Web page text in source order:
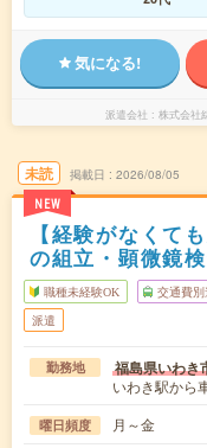
気になる!
派遣会社 株式会社
未読
NEW
掲載日 2026/08/05
【経験がなくて
の組立・顕微鏡
職種未経験OK 交通費別
派遣
勤務地 福島県いわき
いわき駅から
曜日頻度 月～金